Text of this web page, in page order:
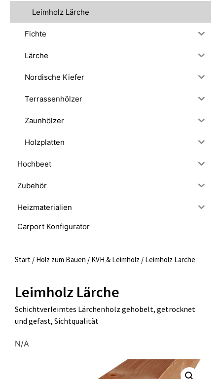
Leimholz Lärche
Fichte
Lärche
Nordische Kiefer
Terrassenhölzer
Zaunhölzer
Holzplatten
Hochbeet
Zubehör
Heizmaterialien
Carport Konfigurator
Start / Holz zum Bauen / KVH & Leimholz / Leimholz Lärche
Leimholz Lärche
Schichtverleimtes Lärchenholz gehobelt, getrocknet
und gefast, Sichtqualität
N/A